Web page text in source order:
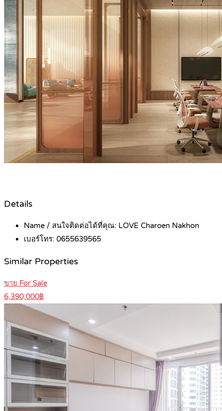
Details
Name / สนใจติดต่อได้ที่คุณ: LOVE Charoen Nakhon
เบอร์โทร: 0655639565
Similar Properties
ขาย For Sale
6,390,000฿